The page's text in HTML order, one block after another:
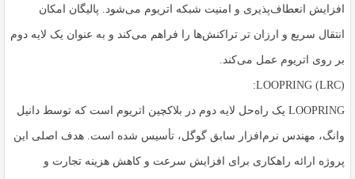
افزایش انعطاف‌پذیری و امنیت شبکه اتریوم می‌شود. پالیگان امکان
انتقال سریع و ارزان تر تراکنش‌ها را فراهم می‌کند و به عنوان یک لایه دوم
بر روی اتریوم عمل می‌کند.
LOOPRING (LRC):
LOOPRING یک راه‌حل لایه دوم در بلاکچین اتریوم است که توسط دانیل
وانگ، مهندس نرم‌افزار سابق گوگل، تأسیس شده است. هدف اصلی این
پروژه ارائه راهکاری برای افزایش سرعت و کاهش هزینه تجارت و